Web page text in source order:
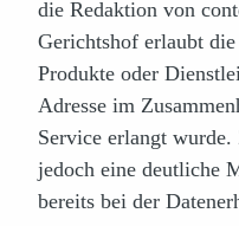
die Redaktion von
Gerichtshof erlaubt
Produkte oder
Adresse im
Service erlangt
jedoch eine deutliche
bereits bei der